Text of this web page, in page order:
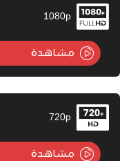
1080p
مشاهدة
720p
مشاهدة